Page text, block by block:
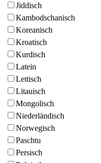
Jiddisch
Kambodschanisch
Koreanisch
Kroatisch
Kurdisch
Latein
Lettisch
Litauisch
Mongolisch
Niederländisch
Norwegisch
Paschtu
Persisch